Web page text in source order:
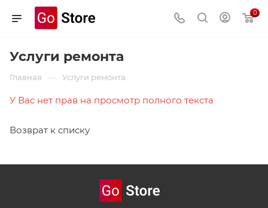
0
Услуги ремонта
Главная — Услуги ремонта
У Вас нет прав на просмотр полного текста
Возврат к списку